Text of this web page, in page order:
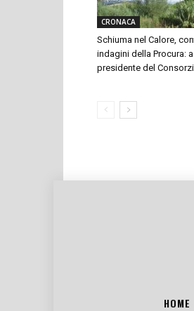
CRONACA
Schiuma nel Calore,
indagini della Procura:
presidente del
HOME